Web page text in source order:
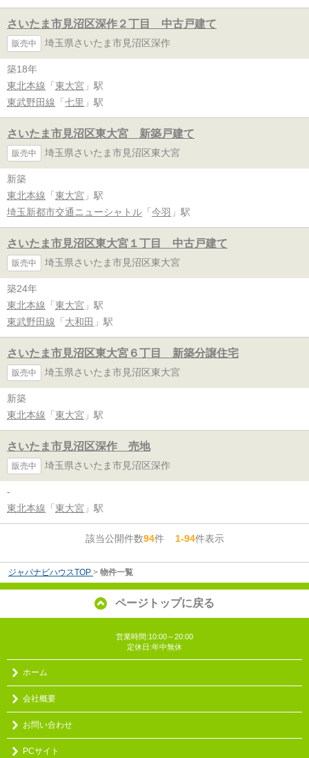
さいたま市見沼区深作２丁目 中古戸建て
販売中 埼玉県さいたま市見沼区深作
築18年
東北本線 「 東大宮 」駅
東武野田線 「 七里 」駅
さいたま市見沼区東大宮 新築戸建て
販売中 埼玉県さいたま市見沼区東大宮
新築
東北本線 「 東大宮 」駅
埼玉新都市交通ニューシャトル 「 今羽 」駅
さいたま市見沼区東大宮１丁目 中古戸建て
販売中 埼玉県さいたま市見沼区東大宮
築24年
東北本線 「 東大宮 」駅
東武野田線 「 大和田 」駅
さいたま市見沼区東大宮６丁目 新築分譲住宅
販売中 埼玉県さいたま市見沼区東大宮
新築
東北本線 「 東大宮 」駅
さいたま市見沼区深作 売地
販売中 埼玉県さいたま市見沼区深作
-
東北本線 「 東大宮 」駅
該当公開件数94件1-94件表示
ジャパナビハウスTOP > 物件一覧
ページトップに戻る
営業時間:10:00～20:00
定休日:年中無休
ホーム
会社概要
お問い合わせ
PCサイト